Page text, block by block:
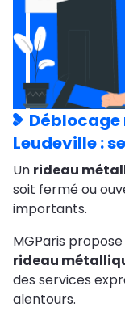
Leudeville :
Un rideau
soit fermé ou
importants.
MGParis
rideau
des services
alentours.